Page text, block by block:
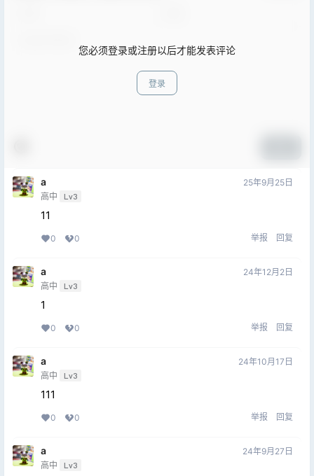
您必须登录或注册以后才能发表评论
登录
a
高中 Lv3
25年9月25日
11
0 0 举报 回复
a
高中 Lv3
24年12月2日
1
0 0 举报 回复
a
高中 Lv3
24年10月17日
111
0 0 举报 回复
a
高中 Lv3
24年9月27日